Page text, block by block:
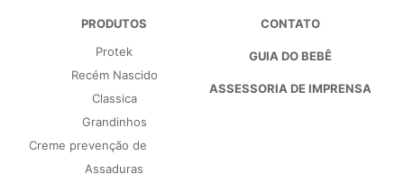
PRODUTOS
Protek
Recém Nascido
Classica
Grandinhos
Creme prevenção de
Assaduras
CONTATO
GUIA DO BEBÊ
ASSESSORIA DE IMPRENSA